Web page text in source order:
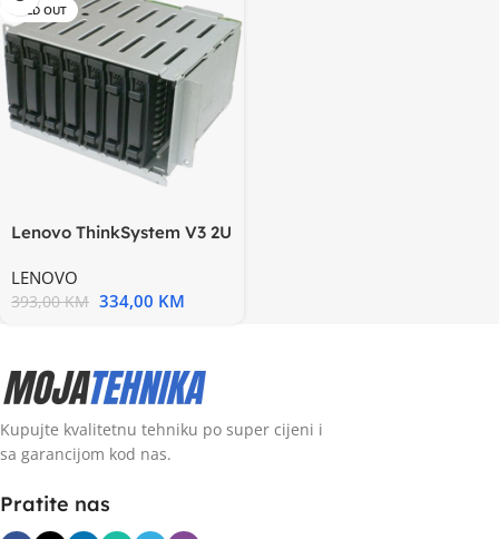
SOLD OUT
Lenovo ThinkSystem V3 2U
LENOVO
393,00KM 334,00 KM
Kupujte kvalitetnu tehniku po super cijeni i
sa garancijom kod nas.
Pratite nas